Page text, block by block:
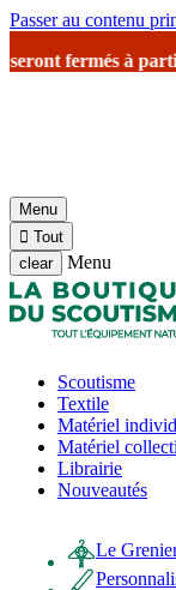
Passer au contenu
fermés à partir
Menu
 Tout
clear
Menu
Scoutisme
Textile
Matériel
Matériel
Librairie
Nouveautés
Le